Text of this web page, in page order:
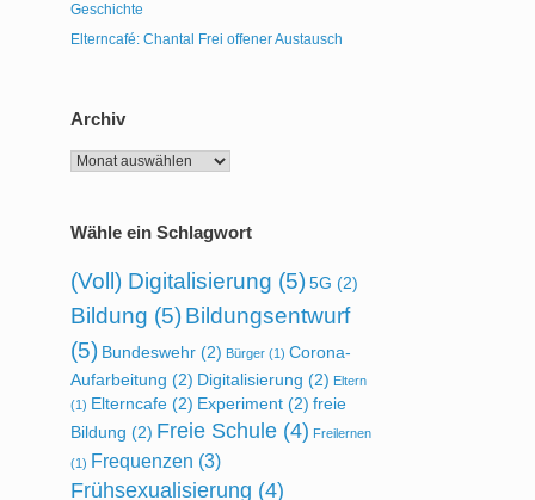
Geschichte
Elterncafé: Chantal Frei offener Austausch
Archiv
Archiv
Wähle ein Schlagwort
(Voll) Digitalisierung (5) 5G (2)
Bildung (5)Bildungsentwurf
(5) Bundeswehr (2) Bürger (1) Corona-
Aufarbeitung (2) Digitalisierung (2) Eltern
(1) Elterncafe (2) Experiment (2) freie
Bildung (2) Freie Schule (4) Freilernen
(1) Frequenzen (3)
Frühsexualisierung (4)